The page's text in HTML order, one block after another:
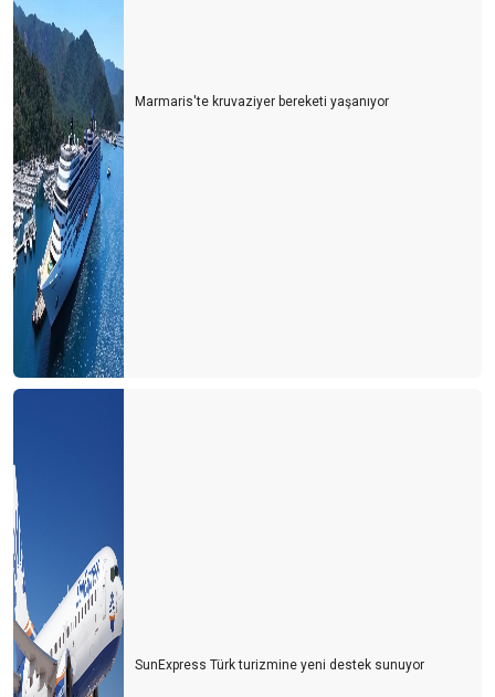
Bu yıl oteller yabancı turiste kalacak gibi...
Turizm esnafı artan kurlara karşı çareyi buldu
Turizmcinin 2022 için en büyük korkusu
Turizm çalışanı sektörden kaçıyor
Turizmci yerli turiste ayrı fiyatlandırma yapmalı
Türk de olsa yabancı da olsa bekara otel odası yok
2021 yılında turizmde değişen bir şey yok
Bulgaristan'da turist olmak
Personel bulmak turist bulmaktan daha zor hale geliyor
Turisti mi çalışanlardan, çalışanları mı turistten koruyacağız?
Usulca turistin yanına sokuldum
Dünya kenti Antalya böyle mi olmalıydı?
Marmaris'te kruvaziyer bereketi yaşanıyor
SunExpress Türk turizmine yeni destek sunuyor